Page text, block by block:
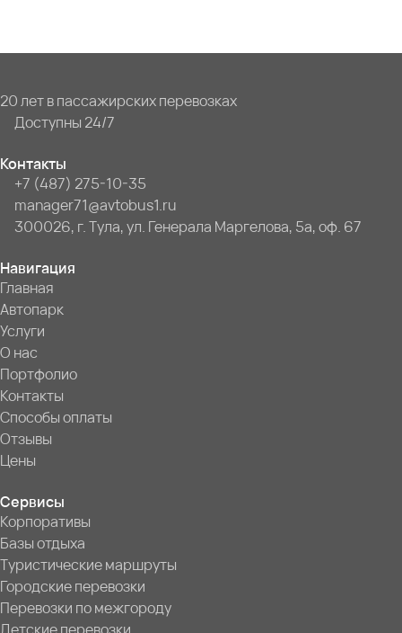
20 лет в пассажирских перевозках
Доступны 24/7
Контакты
+7 (487) 275-10-35
manager71@avtobus1.ru
300026, г. Тула, ул. Генерала Маргелова, 5а, оф. 67
Навигация
Главная
Автопарк
Услуги
О нас
Портфолио
Контакты
Способы оплаты
Отзывы
Цены
Сервисы
Корпоративы
Базы отдыха
Туристические маршруты
Городские перевозки
Перевозки по межгороду